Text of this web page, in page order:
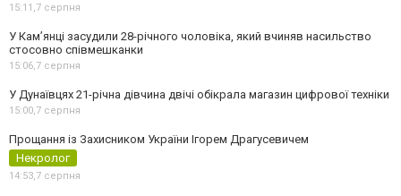
15:11,7 серпня
У Камʼянці засудили 28-річного чоловіка, який вчиняв насильство
стосовно співмешканки
15:06,7 серпня
У Дунаївцях 21-річна дівчина двічі обікрала магазин цифрової техніки
15:00,7 серпня
Прощання із Захисником України Ігорем Драгусевичем
Некролог
14:53,7 серпня